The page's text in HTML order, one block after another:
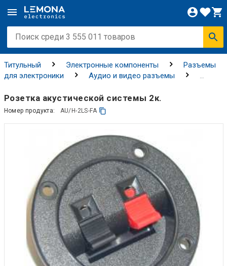
Титульный Электронные компоненты
Разъемы
для электроники
Аудио и видео разъемы
Розетка акустической системы 2к.
Номер продукта: AU/H-2LS-FA